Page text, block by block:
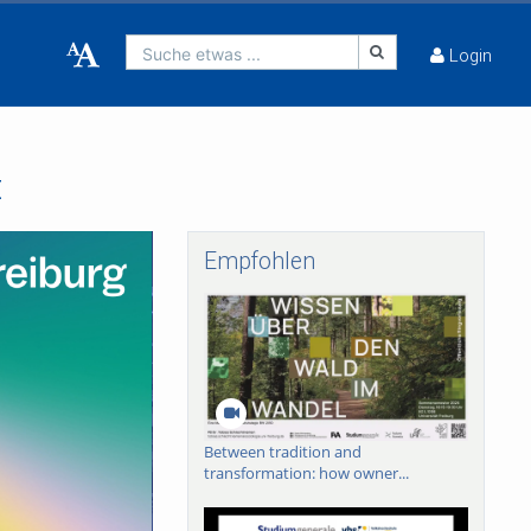
Suche etwas ... Login
Empfohlen
Between tradition and
transformation: how owner...